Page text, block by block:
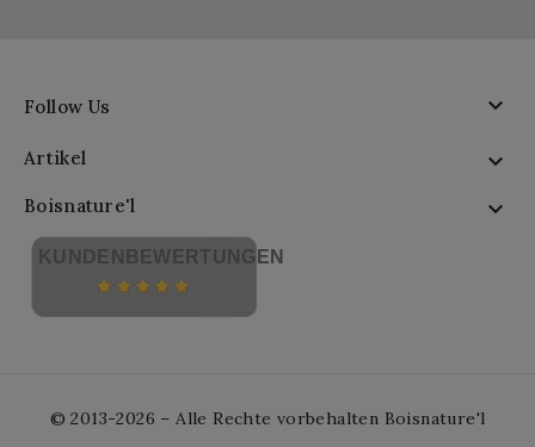
Follow Us 
Artikel 
Boisnature'l 
KUNDENBEWERTUNGEN
© 2013-2026 – Alle Rechte vorbehalten Boisnature'l